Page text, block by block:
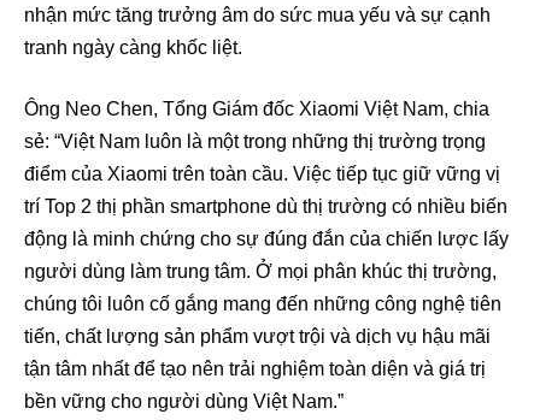
nhận mức tăng trưởng âm do sức mua yếu và sự cạnh
tranh ngày càng khốc liệt.
Ông Neo Chen, Tổng Giám đốc Xiaomi Việt Nam, chia
sẻ: “Việt Nam luôn là một trong những thị trường trọng
điểm của Xiaomi trên toàn cầu. Việc tiếp tục giữ vững vị
trí Top 2 thị phần smartphone dù thị trường có nhiều biến
động là minh chứng cho sự đúng đắn của chiến lược lấy
người dùng làm trung tâm. Ở mọi phân khúc thị trường,
chúng tôi luôn cố gắng mang đến những công nghệ tiên
tiến, chất lượng sản phẩm vượt trội và dịch vụ hậu mãi
tận tâm nhất để tạo nên trải nghiệm toàn diện và giá trị
bền vững cho người dùng Việt Nam.”